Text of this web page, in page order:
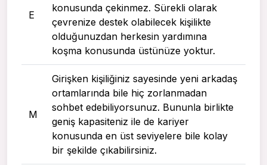
E
konusunda çekinmez. Sürekli olarak
çevrenize destek olabilecek kişilikte
olduğunuzdan herkesin yardımına
koşma konusunda üstünüze yoktur.
M
Girişken kişiliğiniz sayesinde yeni arkadaş
ortamlarında bile hiç zorlanmadan
sohbet edebiliyorsunuz. Bununla birlikte
geniş kapasiteniz ile de kariyer
konusunda en üst seviyelere bile kolay
bir şekilde çıkabilirsiniz.